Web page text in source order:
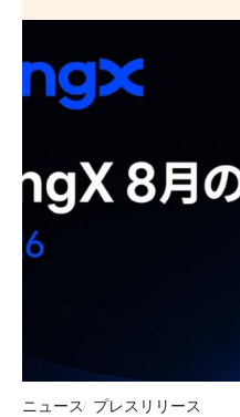
ニュース プレスリリース